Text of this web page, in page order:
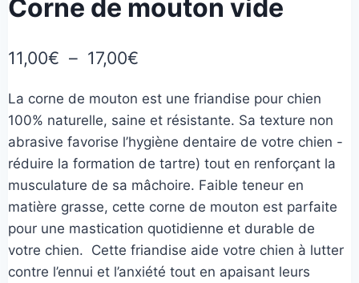
Corne de mouton vide
11,00€ – 17,00€
prix :
11,00€
à
17,00€
La corne de mouton est une friandise pour chien
100% naturelle, saine et résistante. Sa texture non
abrasive favorise l’hygiène dentaire de votre chien -
réduire la formation de tartre) tout en renforçant la
musculature de sa mâchoire. Faible teneur en
matière grasse, cette corne de mouton est parfaite
pour une mastication quotidienne et durable de
votre chien. Cette friandise aide votre chien à lutter
contre l’ennui et l’anxiété tout en apaisant leurs